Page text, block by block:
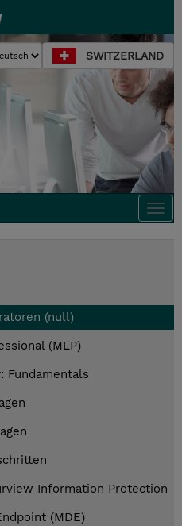
SWITZERLAND
(null)
(MLP)
Fundamentals
Information Protection
(MDE)